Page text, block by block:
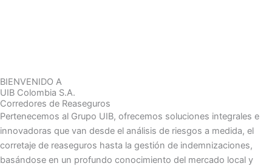
BIENVENIDO A
UIB Colombia S.A.
Corredores de Reaseguros
Pertenecemos al Grupo UIB, ofrecemos soluciones integrales e
innovadoras que van desde el análisis de riesgos a medida, el
corretaje de reaseguros hasta la gestión de indemnizaciones,
basándose en un profundo conocimiento del mercado local y